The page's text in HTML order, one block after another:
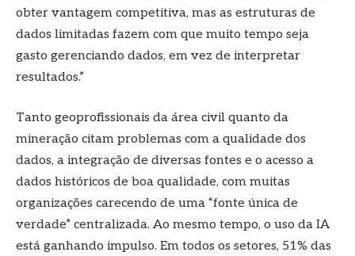
obter vantagem competitiva, mas as estruturas de
dados limitadas fazem com que muito tempo seja
gasto gerenciando dados, em vez de interpretar
resultados.”
Tanto geoprofissionais da área civil quanto da
mineração citam problemas com a qualidade dos
dados, a integração de diversas fontes e o acesso a
dados históricos de boa qualidade, com muitas
organizações carecendo de uma “fonte única de
verdade” centralizada. Ao mesmo tempo, o uso da IA ​​
está ganhando impulso. Em todos os setores, 51% das